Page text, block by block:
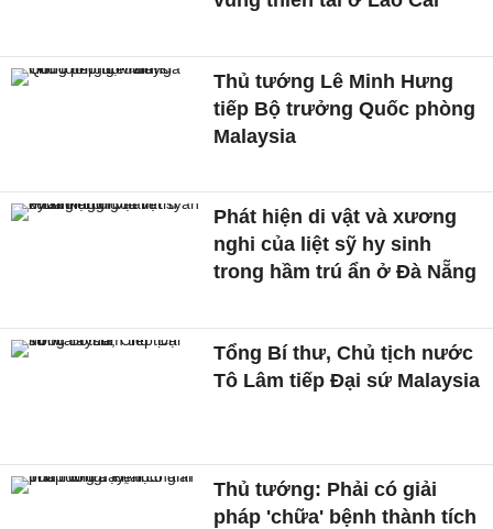
Thủ tướng Lê Minh Hưng
tiếp Bộ trưởng Quốc phòng
Malaysia
Phát hiện di vật và xương
nghi của liệt sỹ hy sinh
trong hầm trú ẩn ở Đà Nẵng
Tổng Bí thư, Chủ tịch nước
Tô Lâm tiếp Đại sứ Malaysia
Thủ tướng: Phải có giải
pháp 'chữa' bệnh thành tích